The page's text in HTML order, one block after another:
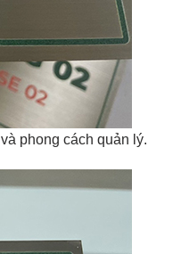
phong cách quản lý.